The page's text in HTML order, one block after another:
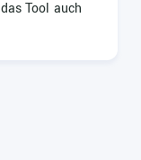
Tool auch